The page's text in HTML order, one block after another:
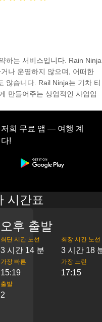
하는 서비스입니다. Rain Ninja
나 운영하지 않으며, 어떠한
않습니다. Rail Ninja는 기차 티
만들어주는 상업적인 사업입
희 무료 앱 — 여행 계
!
시간표
오후 출발
최단 시간 노선
3 시간 14 분
최장 시간 노선
3 시간 18
가장 빠른
15:19
가장 느린
17:15
출발
2